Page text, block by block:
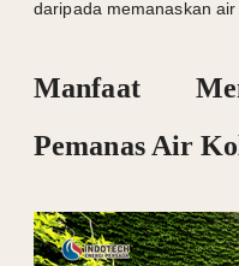
daripada memanaskan
Manfaat
Pemanas Air